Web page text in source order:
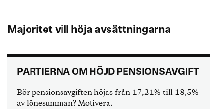
Majoritet vill höja avsättningarna
PARTIERNA OM HÖJD PENSIONSAVGIFT
Bör pensionsavgiften höjas från 17,21% till 18,5%
av lönesumman? Motivera.